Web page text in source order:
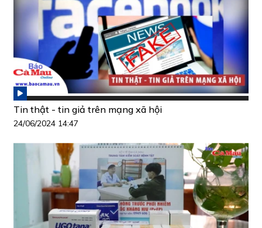
Tin thật - tin giả trên mạng xã hội
24/06/2024 14:47